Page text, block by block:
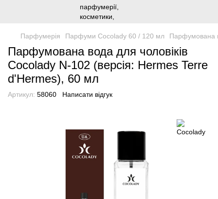
Парфумерія Парфуми Cocolady 60 / 120 мл Парфумована
Парфумована вода для чоловіків
Cocolady N-102 (версія: Hermes Terre
d'Hermes), 60 мл
Артикул: 58060 Написати відгук